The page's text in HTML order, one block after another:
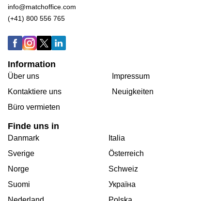
info@matchoffice.com
(+41) 800 556 765
Information
Über uns
Kontaktiere uns
Büro vermieten
Impressum
Neuigkeiten
Finde uns in
Danmark
Sverige
Norge
Suomi
Italia
Österreich
Schweiz
Україна